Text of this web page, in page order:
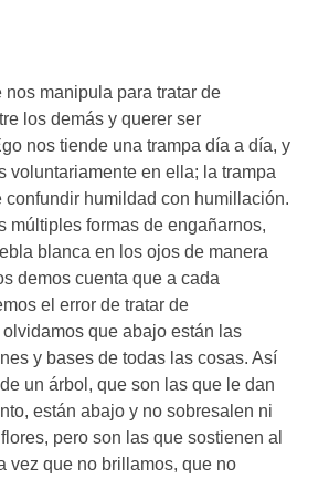
nos manipula para tratar de
los demás y querer ser
nos tiende una trampa día a día, y
voluntariamente en ella; la trampa
confundir humildad con humillación.
múltiples formas de engañarnos,
blanca en los ojos de manera
demos cuenta que a cada
el error de tratar de
que abajo están las
y bases de todas las cosas. Así
un árbol, que son las que le dan
están abajo y no sobresalen ni
pero son las que sostienen al
vez que no brillamos, que no